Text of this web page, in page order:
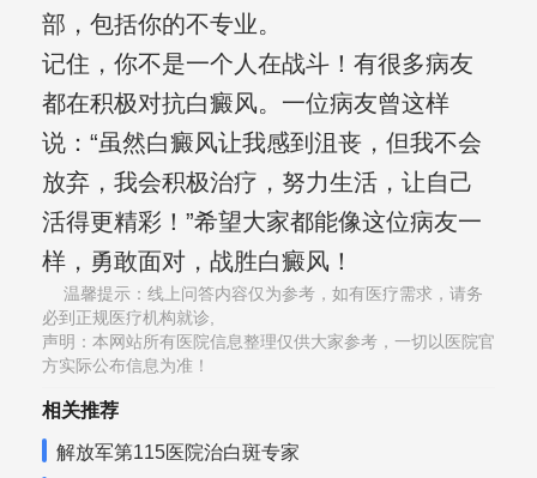
部，包括你的不专业。
记住，你不是一个人在战斗！有很多病友
都在积极对抗白癜风。一位病友曾这样
说：“虽然白癜风让我感到沮丧，但我不会
放弃，我会积极治疗，努力生活，让自己
活得更精彩！”希望大家都能像这位病友一
样，勇敢面对，战胜白癜风！
温馨提示：线上问答内容仅为参考，如有医疗需求，请务
必到正规医疗机构就诊,
声明：本网站所有医院信息整理仅供大家参考，一切以医院官
方实际公布信息为准！
相关推荐
解放军第115医院治白斑专家